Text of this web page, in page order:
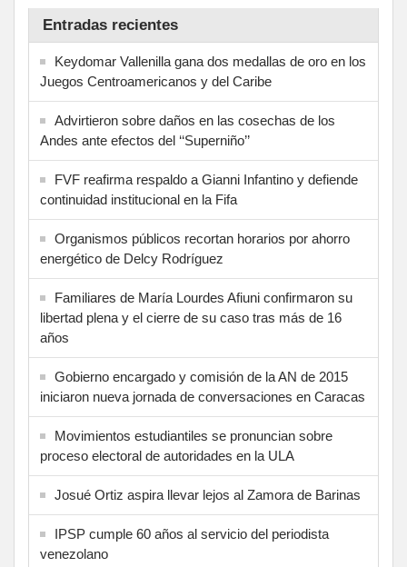
Entradas recientes
Keydomar Vallenilla gana dos medallas de oro en los
Juegos Centroamericanos y del Caribe
Advirtieron sobre daños en las cosechas de los
Andes ante efectos del ‘‘Superniño’’
FVF reafirma respaldo a Gianni Infantino y defiende
continuidad institucional en la Fifa
Organismos públicos recortan horarios por ahorro
energético de Delcy Rodríguez
Familiares de María Lourdes Afiuni confirmaron su
libertad plena y el cierre de su caso tras más de 16
años
Gobierno encargado y comisión de la AN de 2015
iniciaron nueva jornada de conversaciones en Caracas
Movimientos estudiantiles se pronuncian sobre
proceso electoral de autoridades en la ULA
Josué Ortiz aspira llevar lejos al Zamora de Barinas
IPSP cumple 60 años al servicio del periodista
venezolano